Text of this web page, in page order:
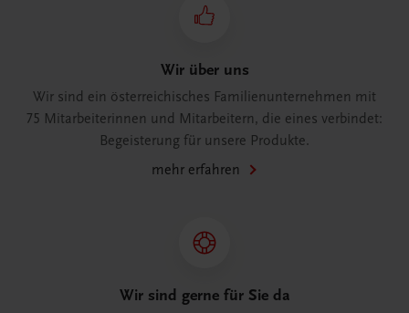
Wir über uns
Wir sind ein österreichisches Familienunternehmen mit
75 Mitarbeiterinnen und Mitarbeitern, die eines verbindet:
Begeisterung für unsere Produkte.
mehr erfahren
Wir sind gerne für Sie da